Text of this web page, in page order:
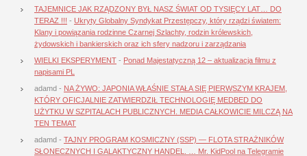
TAJEMNICE JAK RZĄDZONY BYŁ NASZ ŚWIAT OD TYSIĘCY LAT… DO
TERAZ !!! - Ukryty Globalny Syndykat Przestępczy, który rządzi światem:
Klany i powiązania rodzinne Czarnej Szlachty, rodzin królewskich,
żydowskich i bankierskich oraz ich sfery nadzoru i zarządzania
WIELKI EKSPERYMENT - Ponad Majestatyczną 12 – aktualizacja filmu z
napisami PL
adamd - NA ŻYWO: JAPONIA WŁAŚNIE STAŁA SIĘ PIERWSZYM KRAJEM,
KTÓRY OFICJALNIE ZATWIERDZIŁ TECHNOLOGIĘ MEDBED DO
UŻYTKU W SZPITALACH PUBLICZNYCH. MEDIA CAŁKOWICIE MILCZĄ NA
TEN TEMAT
adamd - TAJNY PROGRAM KOSMICZNY (SSP) — FLOTA STRAŻNIKÓW
SŁONECZNYCH I GALAKTYCZNY HANDEL. … Mr. KidPool na Telegramie